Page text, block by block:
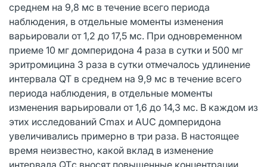
среднем на 9,8 мс в течение всего периода
наблюдения, в отдельные моменты изменения
варьировали от 1,2 до 17,5 мс. При одновременном
приеме 10 мг домперидона 4 раза в сутки и 500 мг
эритромицина 3 раза в сутки отмечалось удлинение
интервала QT в среднем на 9,9 мс в течение всего
периода наблюдения, в отдельные моменты
изменения варьировали от 1,6 до 14,3 мс. В каждом из
этих исследований Cmax и AUC домперидона
увеличивались примерно в три раза. В настоящее
время неизвестно, какой вклад в изменение
интервала QTс вносят повышенные концентрации